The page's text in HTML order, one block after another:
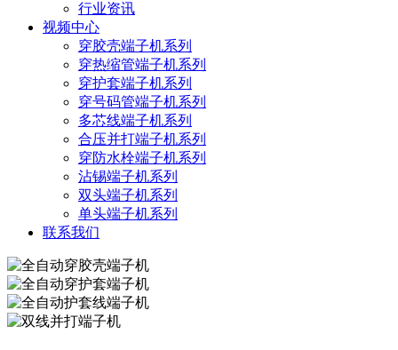
行业资讯
视频中心
穿胶壳端子机系列
穿热缩管端子机系列
穿护套端子机系列
穿号码管端子机系列
多芯线端子机系列
合压并打端子机系列
穿防水栓端子机系列
沾锡端子机系列
双头端子机系列
单头端子机系列
联系我们